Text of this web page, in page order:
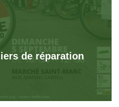
de réparation